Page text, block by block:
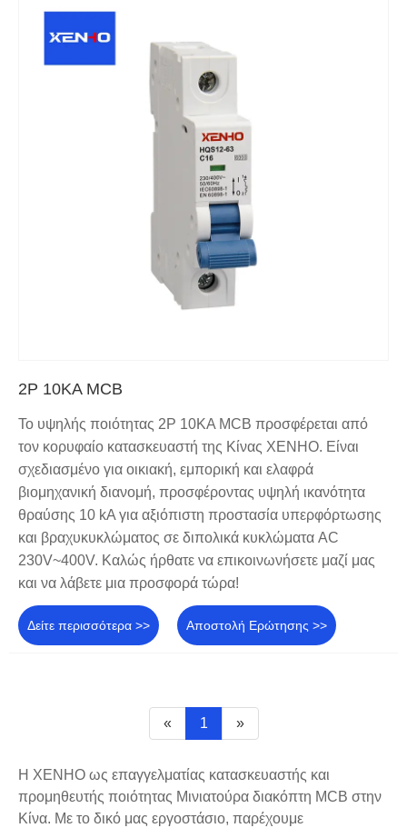
2P 10KA MCB
Το υψηλής ποιότητας 2P 10KA MCB προσφέρεται από
τον κορυφαίο κατασκευαστή της Κίνας XENHO. Είναι
σχεδιασμένο για οικιακή, εμπορική και ελαφρά
βιομηχανική διανομή, προσφέροντας υψηλή ικανότητα
θραύσης 10 kA για αξιόπιστη προστασία υπερφόρτωσης
και βραχυκυκλώματος σε διπολικά κυκλώματα AC
230V~400V. Καλώς ήρθατε να επικοινωνήσετε μαζί μας
και να λάβετε μια προσφορά τώρα!
Δείτε περισσότερα >> Αποστολή Ερώτησης >>
« 1 »
Η XENHO ως επαγγελματίας κατασκευαστής και
προμηθευτής ποιότητας Μινιατούρα διακόπτη MCB στην
Κίνα. Με το δικό μας εργοστάσιο, παρέχουμε